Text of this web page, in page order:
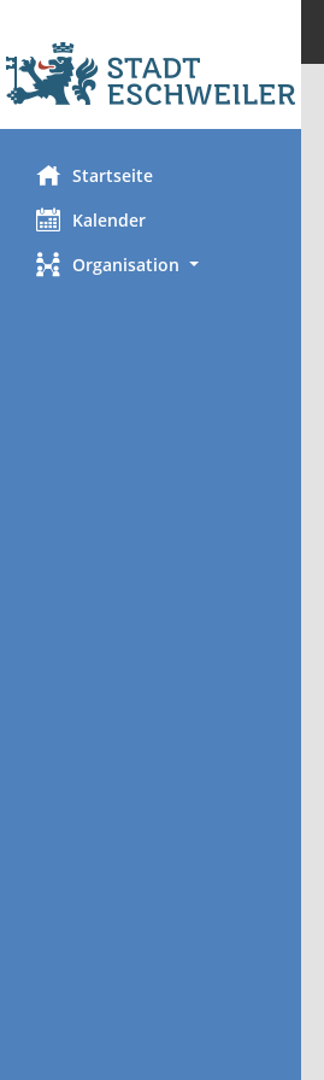
Startseite
Kalender
Organisation